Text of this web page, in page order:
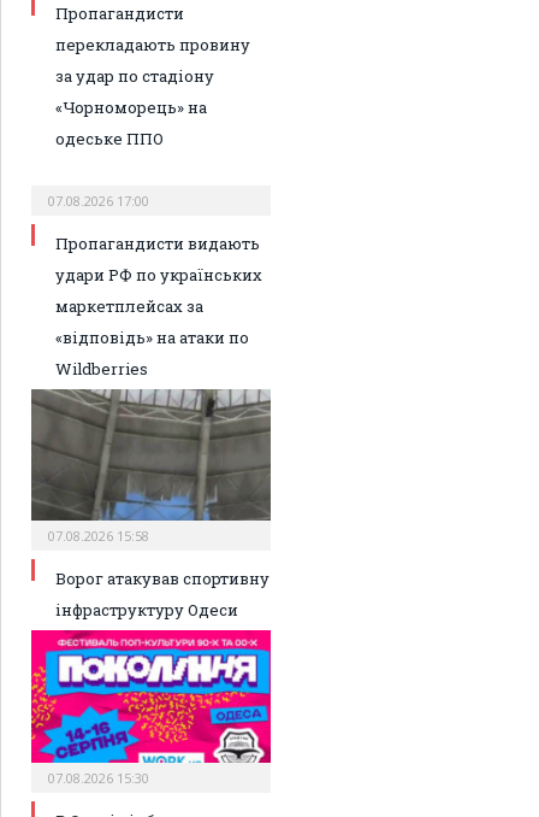
Пропагандисти
перекладають провину
за удар по стадіону
«Чорноморець» на
одеське ППО
07.08.2026 17:00
Пропагандисти видають
удари РФ по українських
маркетплейсах за
«відповідь» на атаки по
Wildberries
07.08.2026 15:58
Ворог атакував спортивну
інфраструктуру Одеси
07.08.2026 15:30